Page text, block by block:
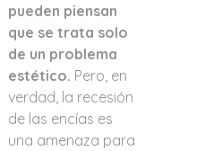
pueden piensan
que se trata solo
de un problema
estético. Pero, en
verdad, la recesión
de las encías es
una amenaza para